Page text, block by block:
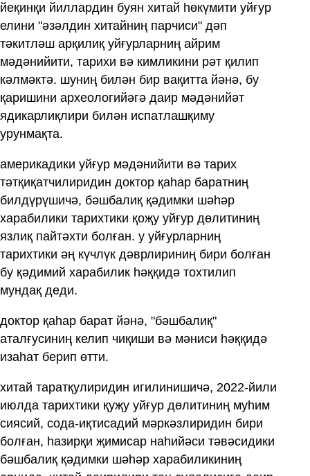
йеқинқи йиллардин буян хитай һөкүмити уйғур
елини "әзәлдин хитайниң парчиси" дәп
тәкитләш арқилиқ уйғурларниң айрим
мәдәнийити, тарихи вә кимликини рәт қилип
кәлмәктә. шуниң билән бир вақитта йәнә, бу
қаришини археологийәгә даир мәдәнийәт
ядикарлиқлири билән испатлашқиму
урунмақта.
америкадики уйғур мәдәнийити вә тарих
тәтқиқатчилиридин доктор қаһар баратниң
билдүрүшичә, бәшбалиқ қәдимки шәһәр
харабилики тарихтики қоҗу уйғур дөлитиниң
язлиқ пайтәхти болған. у уйғурларниң
тарихтики әң күчлүк дәврлириниң бири болған
бу қәдимий харабилик һәққидә тохтилип
мундақ деди.
доктор қаһар барат йәнә, "бәшбалиқ"
аталғусиниң келип чиқиши вә мәниси һәққидә
изаһат берип өтти.
хитай таратқулиридин игилинишичә, 2022-йили
июлда тарихтики қуҗу уйғур дөлитиниң муһим
сиясий, сода-иқтисадий мәркәзлиридин бири
болған, һазирқи җимисар наһийәси тәвәсидики
бәшбалиқ қәдимки шәһәр харабиликиниң